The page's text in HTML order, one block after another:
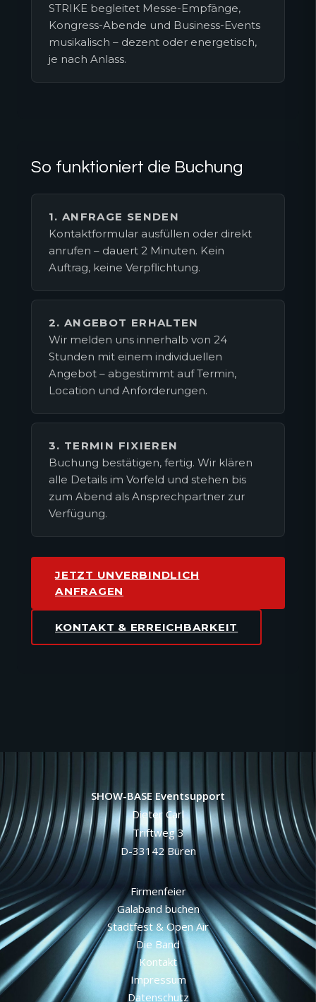
STRIKE begleitet Messe-Empfänge,
Kongress-Abende und Business-Events
musikalisch – dezent oder energetisch,
je nach Anlass.
So funktioniert die Buchung
1. ANFRAGE SENDEN
Kontaktformular ausfüllen oder direkt
anrufen – dauert 2 Minuten. Kein
Auftrag, keine Verpflichtung.
2. ANGEBOT ERHALTEN
Wir melden uns innerhalb von 24
Stunden mit einem individuellen
Angebot – abgestimmt auf Termin,
Location und Anforderungen.
3. TERMIN FIXIEREN
Buchung bestätigen, fertig. Wir klären
alle Details im Vorfeld und stehen bis
zum Abend als Ansprechpartner zur
Verfügung.
JETZT UNVERBINDLICH
ANFRAGEN
KONTAKT & ERREICHBARKEIT
SHOW-BASE Eventsupport
Dieter Carl
Triftweg 3
D-33142 Büren
Firmenfeier
Galaband buchen
Stadtfest & Open Air
Die Band
Kontakt
Impressum
Datenschutz